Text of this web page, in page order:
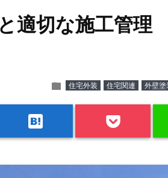
適切な施工管理
folder 住宅外装 住宅関連 外壁塗
hatenabookmark